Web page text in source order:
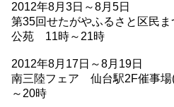
2012年8月3日～8月5日
第35回せたがやふるさと区民
公苑 11時～21時
2012年8月17日～8月19日
南三陸フェア 仙台駅2F催事
～20時